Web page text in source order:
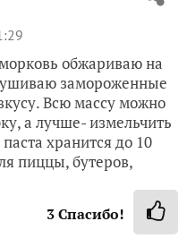
обжариваю на
замороженные
Всю массу можно
а лучше- измельчить
хранится до 10
пиццы, бутеров,
3Спасибо!